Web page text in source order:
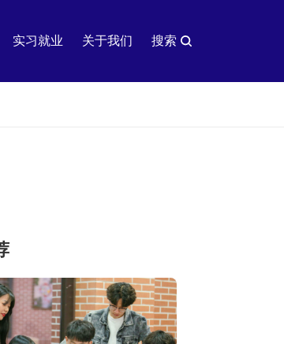
实习就业 关于我们 搜索